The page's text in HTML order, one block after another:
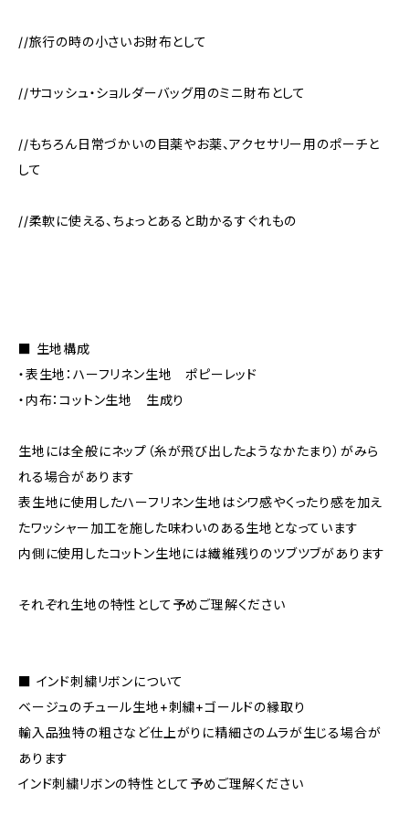
//旅行の時の小さいお財布として
//サコッシュ・ショルダーバッグ用のミニ財布として
//もちろん日常づかいの目薬やお薬、アクセサリー用のポーチと
して
//柔軟に使える、ちょっとあると助かるすぐれもの
■ 生地構成
・表生地：ハーフリネン生地 ポピーレッド
・内布：コットン生地 生成り
生地には全般にネップ（糸が飛び出したようなかたまり）がみら
れる場合があります
表生地に使用したハーフリネン生地はシワ感やくったり感を加え
たワッシャー加工を施した味わいのある生地となっています
内側に使用したコットン生地には繊維残りのツブツブがあります
それぞれ生地の特性として予めご理解ください
■ インド刺繍リボンについて
ベージュのチュール生地+刺繍+ゴールドの縁取り
輸入品独特の粗さなど仕上がりに精細さのムラが生じる場合が
あります
インド刺繍リボンの特性として予めご理解ください